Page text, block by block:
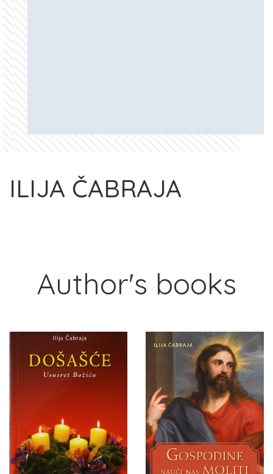
ILIJA ČABRAJA
Author's books